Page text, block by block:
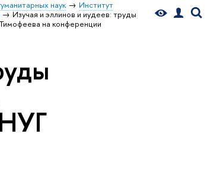
наук
Институт
Изучая и эллинов и иудеев: труды
на конференции